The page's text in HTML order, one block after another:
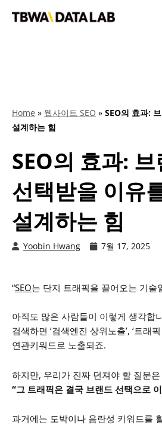
뛰
기
Home » 웹사이트 SEO » SEO의 효과:
설계하는 힘
SEO의 효과:
선택받을 이유
설계하는 힘
Yoobin Hwang 7월 17, 2025
“SEO는 단지 트래픽을 끌어오는 기술
아직도 많은 사람들이 이렇게 생각합
검색하면 ‘검색엔진 상위노출’, ‘트래
연관키워드로 노출되죠.
하지만, 우리가 진짜 던져야 할 질문
“그 트래픽은 결국 브랜드 선택으로
과거에는 도박이나 음란성 키워드를